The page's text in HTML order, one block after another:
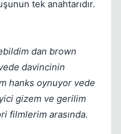
tek anahtarıdır.
dan brown
davincinin
hanks oynuyor vede
gizem ve gerilim
filmlerim arasında.